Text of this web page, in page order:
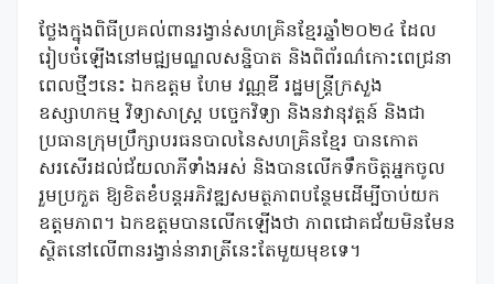
ថ្លែងក្នុងពិធីប្រគល់ពានរង្វាន់សហគ្រិនខ្មែរឆ្នាំ២០២៤ ដែល
រៀបចំឡើងនៅមជ្ឍមណ្ឌលសន្និបាត និងពិព័រណ៌កោះពេជ្រនា
ពេលថ្មីៗនេះ ឯកឧត្តម ហែម វណ្ណឌី រដ្ឋមន្ត្រីក្រសួង
ឧស្សាហកម្ម វិទ្យាសាស្ត្រ បច្ចេកវិទ្យា និងនវានុវត្តន៍ និងជា
ប្រធានក្រុមប្រឹក្សាបរធនបាលនៃសហគ្រិនខ្មែរ បានកោត
សរសើរដល់ជ័យលាភីទាំងអស់ និងបានលើកទឹកចិត្តអ្នកចូល
រួមប្រកួត ឱ្យខិតខំបន្តអភិវឌ្ឍសមត្ថភាពបន្ថែមដើម្បីចាប់យក
ឧត្តមភាព។ ឯកឧត្តមបានលើកឡើងថា ភាពជោគជ័យមិនមែន
ស្ថិតនៅលើពានរង្វាន់នារាត្រីនេះតែមួយមុខទេ។